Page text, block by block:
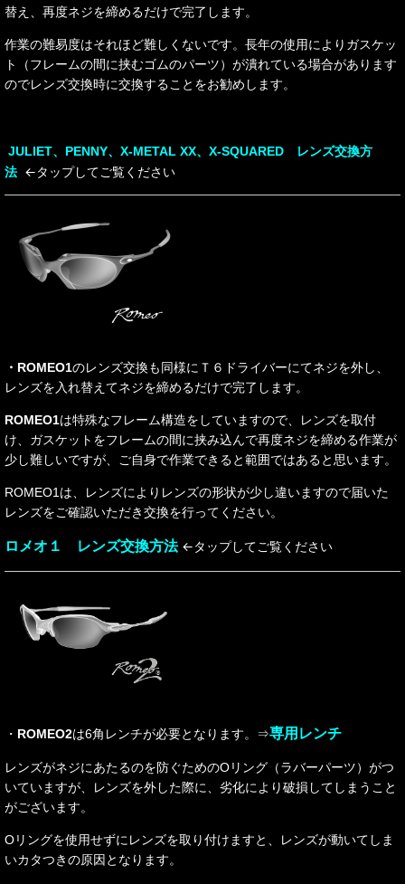
替え、再度ネジを締めるだけで完了します。
作業の難易度はそれほど難しくないです。 長年の使用によりガスケッ
ト（フレームの間に挟むゴムのパーツ）が潰れている場合があります
のでレンズ交換時に交換することをお勧めします。
JULIET、PENNY、X-METAL XX、X-SQUARED レンズ交換方
法 ←タップしてご覧ください
・ROMEO1のレンズ交換も同様にＴ６ドライバーにてネジを外し、
レンズを入れ替えてネジを締めるだけで完了します。
ROMEO1は特殊なフレーム構造をしていますので、レンズを取付
け、ガスケットをフレームの間に挟み込んで再度ネジを締める作業が
少し難しいですが、ご自身で作業できると範囲ではあると思います。
ROMEO1は、レンズによりレンズの形状が少し違いますので届いた
レンズをご確認いただき交換を行ってください。
ロメオ１ レンズ交換方法 ←タップしてご覧ください
・ ROMEO2は6角レンチが必要となります。 ⇒専用レンチ
レンズがネジにあたるのを防ぐためのOリング（ラバーパーツ）がつ
いていますが、レンズを外した際に、劣化により破損してしまうこと
がございます。
Oリングを使用せずにレンズを取り付けますと、レンズが動いてしま
いカタつきの原因となります。